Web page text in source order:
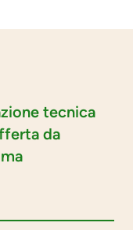
tecnica
da